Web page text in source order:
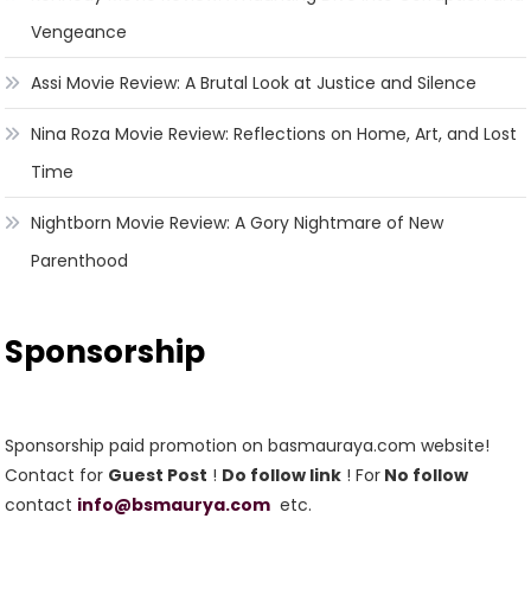
Vengeance
Assi Movie Review: A Brutal Look at Justice and Silence
Nina Roza Movie Review: Reflections on Home, Art, and Lost
Time
Nightborn Movie Review: A Gory Nightmare of New
Parenthood
Sponsorship
Sponsorship paid promotion on basmauraya.com website!
Contact for Guest Post ! Do follow link ! For No follow
contact info@bsmaurya.com etc.